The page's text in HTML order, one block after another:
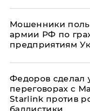
Мошенники
армии РФ по
предприятиям
Федоров сделал
переговорах с
Starlink против
баллистики